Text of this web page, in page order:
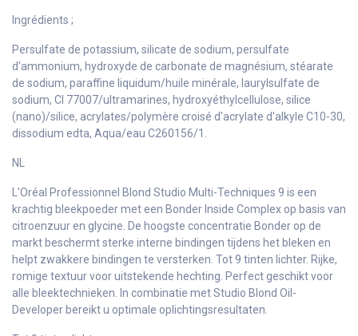
Ingrédients ;
Persulfate de potassium, silicate de sodium, persulfate
d'ammonium, hydroxyde de carbonate de magnésium, stéarate
de sodium, paraffine liquidum/huile minérale, laurylsulfate de
sodium, CI 77007/ultramarines, hydroxyéthylcellulose, silice
(nano)/silice, acrylates/polymère croisé d'acrylate d'alkyle C10-30,
dissodium edta, Aqua/eau C260156/1.
NL
L'Oréal Professionnel Blond Studio Multi-Techniques 9 is een
krachtig bleekpoeder met een Bonder Inside Complex op basis van
citroenzuur en glycine. De hoogste concentratie Bonder op de
markt beschermt sterke interne bindingen tijdens het bleken en
helpt zwakkere bindingen te versterken. Tot 9 tinten lichter. Rijke,
romige textuur voor uitstekende hechting. Perfect geschikt voor
alle bleektechnieken. In combinatie met Studio Blond Oil-
Developer bereikt u optimale oplichtingsresultaten.